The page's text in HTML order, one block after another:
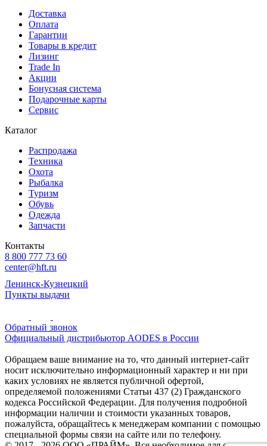
Доставка
Оплата
Гарантии
Товары в кредит
Лизинг
Trade In
Акции
Бонусная система
Подарочные карты
Сервис
Каталог
Распродажа
Техника
Охота
Рыбалка
Туризм
Обувь
Одежда
Запчасти
Контакты
8 800 777 73 60
center@hft.ru
Ленинск-Кузнецкий
Пункты выдачи
Обратный звонок
Официальный дистрибьютор AODES в России
Обращаем ваше внимание на то, что данный интернет-сайт
носит исключительно информационный характер и ни при
каких условиях не является публичной офертой,
определяемой положениями Статьи 437 (2) Гражданского
кодекса Российской Федерации. Для получения подробной
информации наличии и стоимости указанных товаров,
пожалуйста, обращайтесь к менеджерам компании с помощью
специальной формы связи на сайте или по телефону.